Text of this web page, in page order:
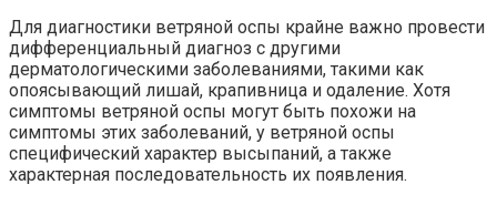
Для диагностики ветряной оспы крайне важно провести
дифференциальный диагноз с другими
дерматологическими заболеваниями, такими как
опоясывающий лишай, крапивница и одаление. Хотя
симптомы ветряной оспы могут быть похожи на
симптомы этих заболеваний, у ветряной оспы
специфический характер высыпаний, а также
характерная последовательность их появления.